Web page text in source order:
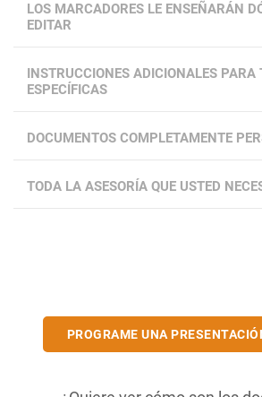
LOS MARCADORES LE ENSEÑARÁN
EDITAR
INSTRUCCIONES ADICIONALES PARA
ESPECÍFICAS
DOCUMENTOS COMPLETAMENTE
TODA LA ASESORÍA QUE USTED
PROGRAME UNA